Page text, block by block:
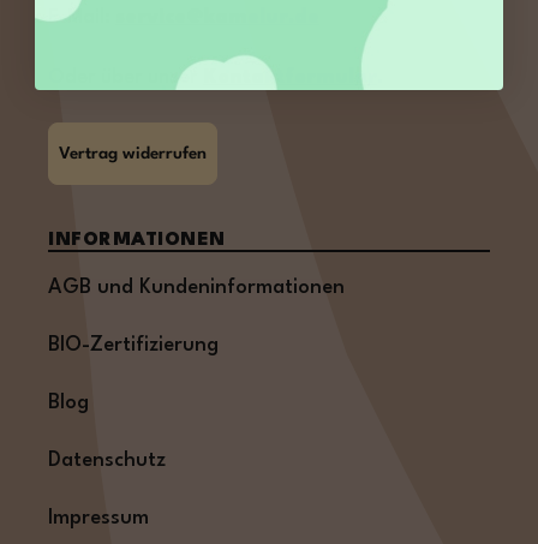
E-Mail:
Oder über unser Kontaktformular
Vertrag widerrufen
INFORMATIONEN
AGB und Kundeninformationen
BIO-Zertifizierung
Blog
Datenschutz
Impressum